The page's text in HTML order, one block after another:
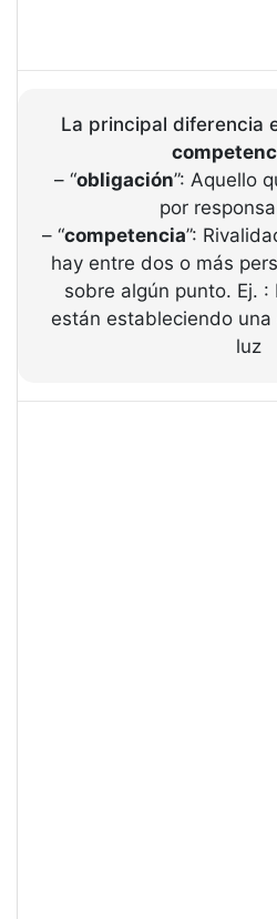
La principal diferencia
– “obligación”: Aquello
por
– “competencia”:
hay entre dos o más
sobre algún punto. Ej.
están estableciendo
luz